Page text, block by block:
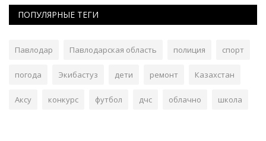
ПОПУЛЯРНЫЕ ТЕГИ
Павлодар Павлодарская область полиция спорт
погода Экибастуз дети ремонт Казахстан
Аксу конкурс футбол дчс облачно школа